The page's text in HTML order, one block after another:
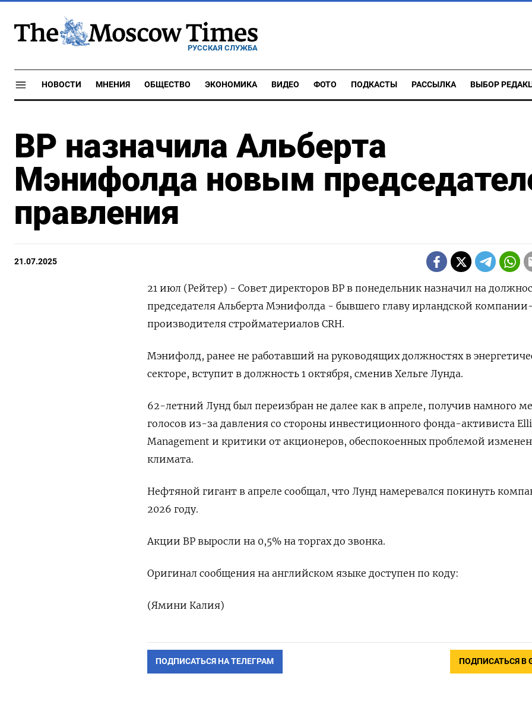
РУССКАЯ СЛУЖБА
НОВОСТИ МНЕНИЯ ОБЩЕСТВО ЭКОНОМИКА ВИДЕО ФОТО ПОДКАСТЫ РАССЫЛКА ВЫБОР
BP назначила Альберта
Мэнифолда новым
правления
21.07.2025
21 июл (Рейтер) - Совет директоров BP в понедельник назначил на
председателя Альберта Мэнифолда - бывшего главу ирландской
производителя стройматериалов CRH.
Мэнифолд, ранее не работавший на руководящих должностях в
секторе, вступит в должность 1 октября, сменив Хельге Лунда.
62-летний Лунд был переизбран не далее как в апреле, получив намного
голосов из-за давления со стороны инвестиционного фонда-активиста
Management и критики от акционеров, обеспокоенных проблемой
климата.
Нефтяной гигант в апреле сообщал, что Лунд намеревался покинуть
2026 году.
Акции BP выросли на 0,5% на торгах до звонка.
Оригинал сообщения на английском языке доступен по коду:
(Ямини Калия)
ПОДПИСАТЬСЯ НА ТЕЛЕГРАМ ПОДПИСАТЬСЯ В